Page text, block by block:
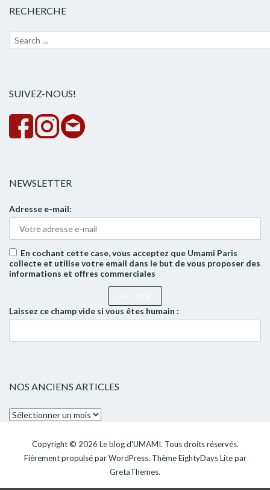
RECHERCHE
Recherche
SUIVEZ-NOUS!
NEWSLETTER
Adresse e-mail:
En cochant cette case, vous acceptez que Umami Paris
collecte et utilise votre email dans le but de vous proposer des
informations et offres commerciales
Laissez ce champ vide si vous êtes humain :
NOS ANCIENS ARTICLES
Nos
articlesCopyright © 2026 Le blog d'UMAMI. Tous droits réservés.
Fièrement propulsé parWordPress. ThèmeEightyDays Litepar
GretaThemes.